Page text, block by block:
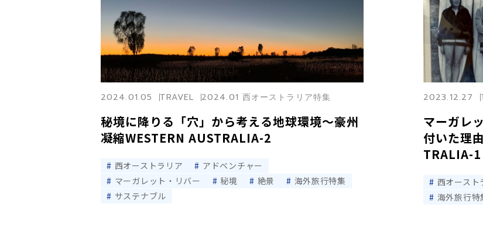
秘境に降りる「穴」から考える地球環境〜豪州
凝縮WESTERN AUSTRALIA-2
2024.01.05 TRAVEL 2024.01 西オーストラリア特集
西オーストラリア
アドベンチャー
マーガレット・リバー
秘境 絶景
海外旅行特集
サステナブル
マーガレ
付いた理
TRALIA-1
2023.12.27
西オースト
海外旅行特